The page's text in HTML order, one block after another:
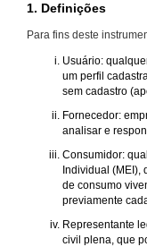
1. Definições
Para fins deste
Usuário:
um perfil
sem cadastro
Fornecedor:
analisar e
Consumidor:
Individual (MEI),
de consumo
previamente
Representante
civil plena, que